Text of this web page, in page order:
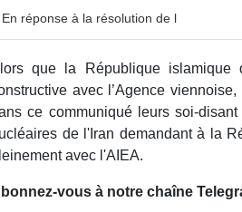
En réponse à la résolution de l
que la République islamique
avec l’Agence
ce communiqué leurs soi-
de l'Iran demandant à la
avec l'AIEA.
vous à notre chaîne